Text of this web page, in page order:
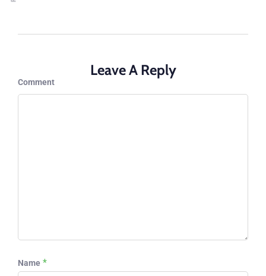
Leave A Reply
Comment
Name *